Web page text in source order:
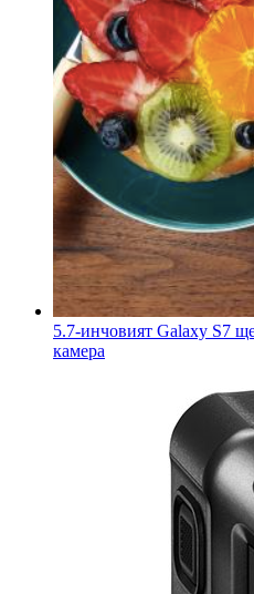
5.7-инчовият Galaxy S7
камера